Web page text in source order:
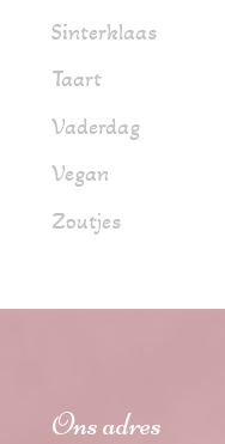
Sinterklaas
Taart
Vaderdag
Vegan
Zoutjes
Ons adres